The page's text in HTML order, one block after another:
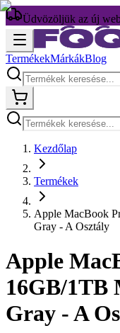
Üdvözöljük az új
TermékekMárkákBlog
Kezdőlap
Termékek
Apple MacBook
Gray - A Osztály
Apple
16GB/1TB
Gray - A